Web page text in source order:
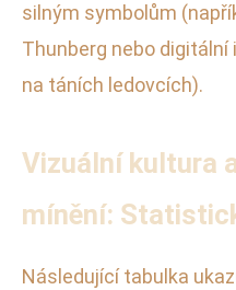
silným symbolům
Thunberg nebo
na táních ledovcích).
Vizuální kultura
mínění:
Následující tabulka